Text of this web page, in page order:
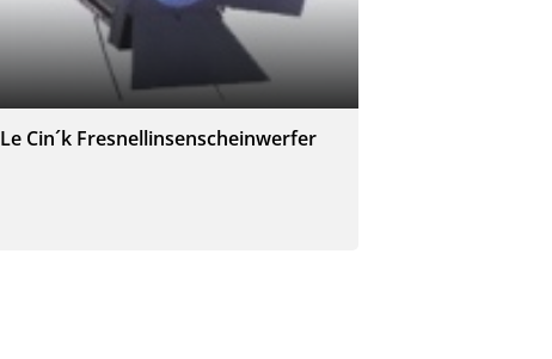
Le Cin´k Fresnellinsenscheinwerfer